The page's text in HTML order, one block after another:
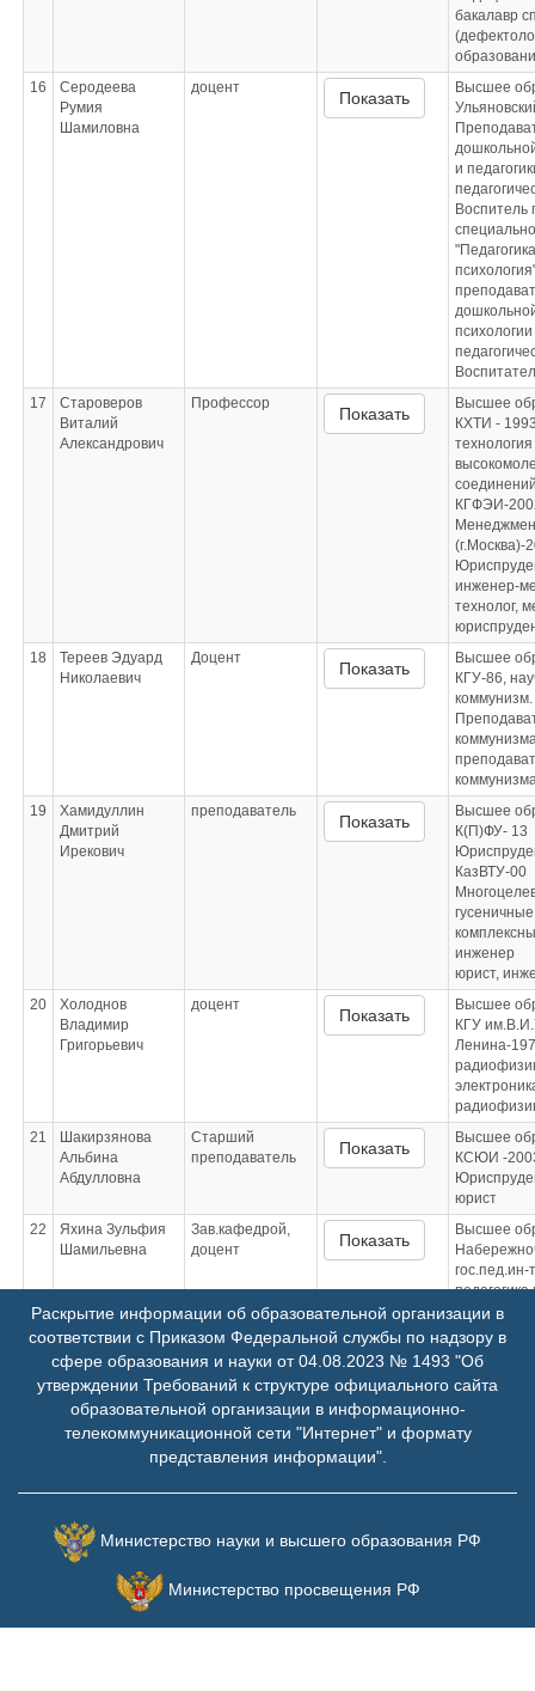
бакалавр
16
Серодеева
Румия
Шамиловна
доцент
Показать
Высшее
и
Воспитель
психологии
17
Староверов
Виталий
Александрович
Профессор
Показать
Высшее
КХТИ -
технология
КГФЭИ-
(г.Москва)-
инженер-
технолог,
18
Тереев Эдуард
Николаевич
Доцент
Показать
Высшее
КГУ-86,
коммунизм.
19
Хамидуллин
Дмитрий
Ирекович
преподаватель
Показать
Высшее
К(П)ФУ- 13
КазВТУ-00
инженер
юрист,
20
Холоднов
Владимир
Григорьевич
доцент
Показать
Высшее
КГУ
Ленина-
21
Шакирзянова
Альбина
Абдулловна
Старший
преподаватель
Показать
Высшее
КСЮИ -
юрист
22
Яхина Зульфия
Шамильевна
Зав.кафедрой,
доцент
Показать
Высшее
гос.пед.ин-
педагогика
гос. ун-т им.
Раскрытие информации об образовательной организации в
соответствии с Приказом Федеральной службы по надзору в
сфере образования и науки от 04.08.2023 № 1493 "Об
утверждении Требований к структуре официального сайта
образовательной организации в информационно-
телекоммуникационной сети "Интернет" и формату
представления информации".
Министерство науки и высшего образования РФ
Министерство просвещения РФ